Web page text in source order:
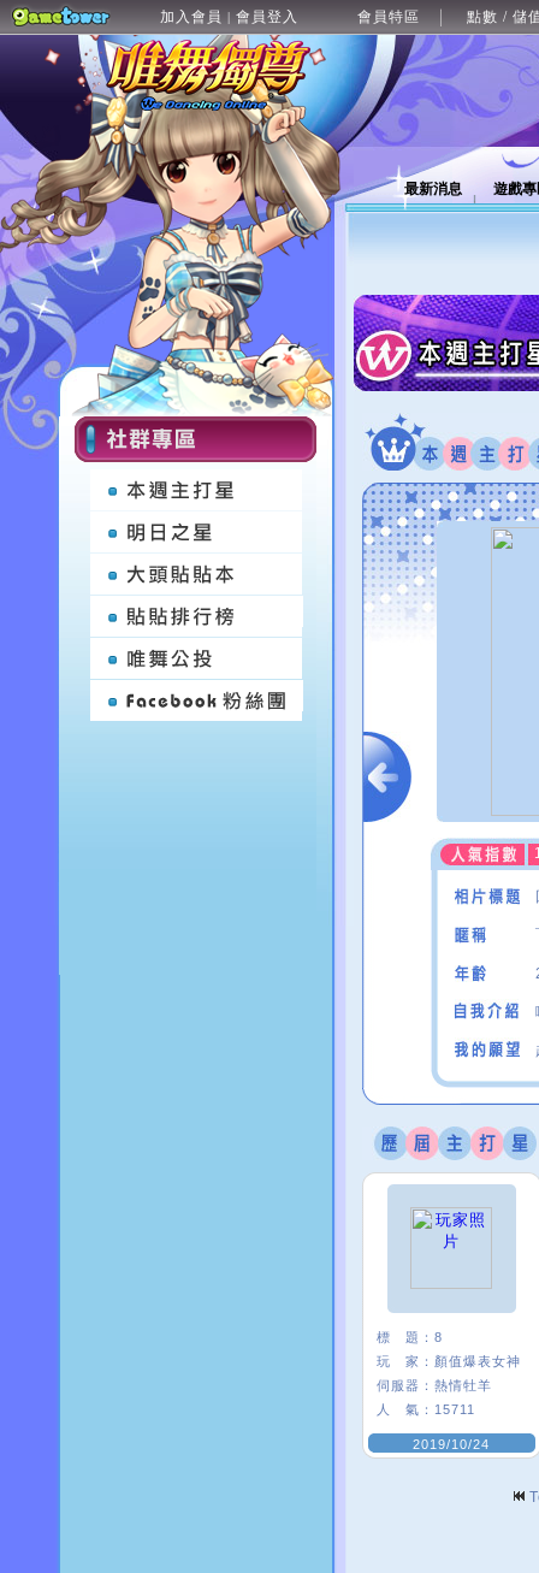
加入會員 | 會員登入 會員特區 點數 / 儲
最新消息 遊戲
標 題： 8
玩 家： 顏值爆表女神
伺服器： 熱情牡羊
人 氣： 15711
2019/10/24